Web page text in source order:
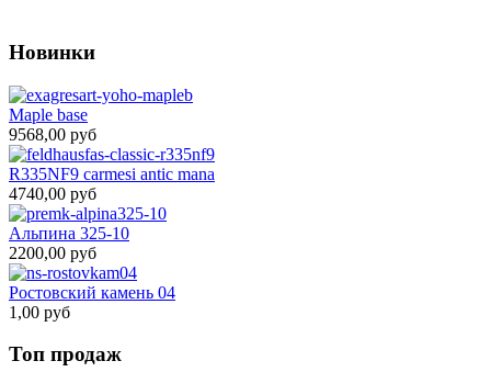
Новинки
Maple base
9568,00 руб
R335NF9 carmesi antic mana
4740,00 руб
Альпина 325-10
2200,00 руб
Ростовский камень 04
1,00 руб
Топ продаж